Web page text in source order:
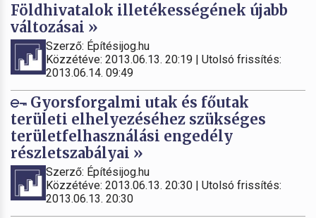
Földhivatalok illetékességének újabb
változásai »
Szerző: Építésijog.hu
Közzétéve: 2013.06.13. 20:19 | Utolsó frissítés:
2013.06.14. 09:49
Gyorsforgalmi utak és főutak
területi elhelyezéséhez szükséges
területfelhasználási engedély
részletszabályai »
Szerző: Építésijog.hu
Közzétéve: 2013.06.13. 20:30 | Utolsó frissítés:
2013.06.13. 20:30